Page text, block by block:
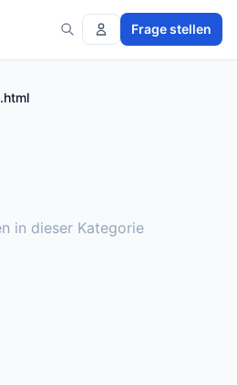
Frage stellen
in dieser Kategorie